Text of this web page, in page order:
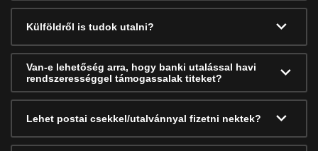
Külföldről is tudok utalni?
Van-e lehetőség arra, hogy banki utalással havi
rendszerességgel támogassalak titeket?
Lehet postai csekkel/utalvánnyal fizetni nektek?